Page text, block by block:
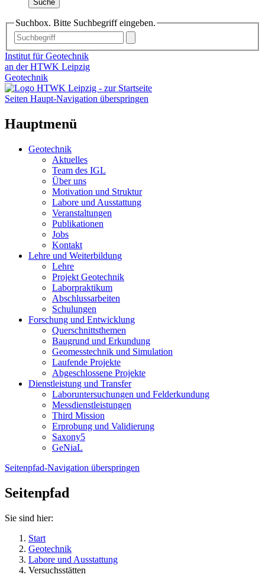
Suche
Suchbox. Bitte Suchbegriff eingeben.
Institut für Geotechnik
an der HTWK Leipzig
Geotechnik
Seiten Haupt-Navigation überspringen
Hauptmenü
Geotechnik
Aktuelles
Team des IGL
Über uns
Motivation und Struktur
Labore und Ausstattung
Veranstaltungen
Publikationen
Jobs
Kontakt
Lehre und Weiterbildung
Lehre
Projekt Geotechnik
Laborpraktikum
Abschlussarbeiten
Schulungen
Forschung und Entwicklung
Querschnittsthemen
Baugrund und Erkundung
Geomesstechnik und Simulation
Laufende Projekte
Abgeschlossene Projekte
Dienstleistung und Transfer
Laboruntersuchungen und Felderkundung
Messdienstleistungen
Third Mission
Erprobung und Validierung
Saxony5
GeNiaL
Seitenpfad-Navigation überspringen
Seitenpfad
Sie sind hier:
Start
Geotechnik
Labore und Ausstattung
Versuchsstätten